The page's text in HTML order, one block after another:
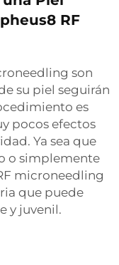
RF
son
su piel seguirán
es
pocos efectos
Ya sea que
o simplemente
microneedling
que puede
y juvenil.